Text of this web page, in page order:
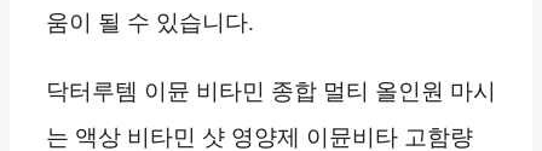
움이 될 수 있습니다.
닥터루템 이뮨 비타민 종합 멀티 올인원 마시
는 액상 비타민 샷 영양제 이뮨비타 고함량